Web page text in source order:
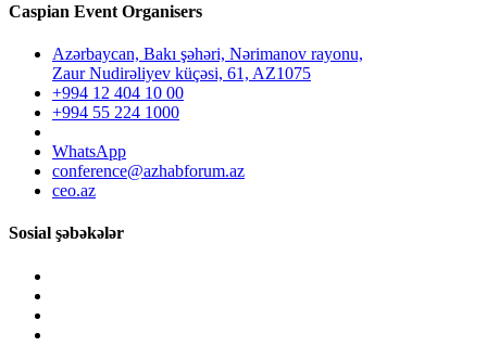
Caspian Event Organisers
Azərbaycan, Bakı şəhəri, Nərimanov rayonu,
Zaur Nudirəliyev küçəsi, 61, AZ1075
+994 12 404 10 00
+994 55 224 1000
WhatsApp
conference@azhabforum.az
ceo.az
Sosial şəbəkələr